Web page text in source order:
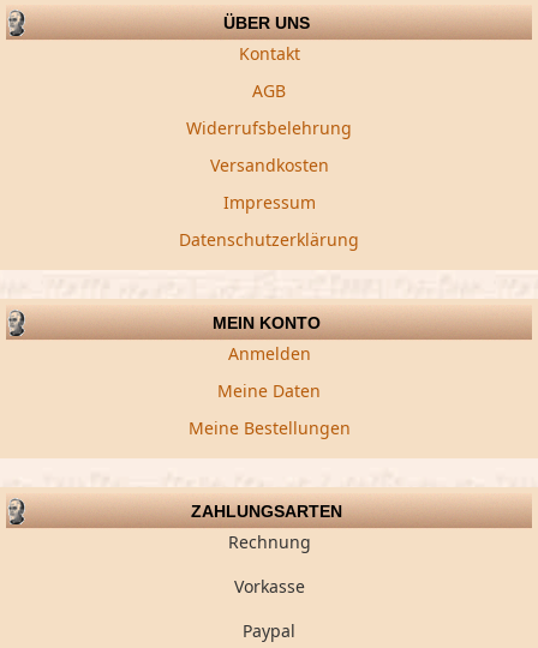
ÜBER UNS
Kontakt
AGB
Widerrufsbelehrung
Versandkosten
Impressum
Datenschutzerklärung
MEIN KONTO
Anmelden
Meine Daten
Meine Bestellungen
ZAHLUNGSARTEN
Rechnung
Vorkasse
Paypal